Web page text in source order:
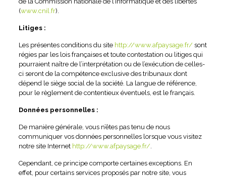
(www.cnil.fr).
Litiges :
Les présentes conditions du site http://www.afpaysage.fr/sont
régies par les lois françaises et toute contestation ou litiges qui
pourraient naître de l’interprétation ou de l’exécution de celles-
ci seront de la compétence exclusive des tribunaux dont
dépend le siège social de la société. La langue de référence,
pour le règlement de contentieux éventuels, est le français.
Données personnelles :
De manière générale, vous n’êtes pas tenu de nous
communiquer vos données personnelles lorsque vous visitez
notre site Internet http://www.afpaysage.fr/.
Cependant, ce principe comporte certaines exceptions. En
effet, pour certains services proposés par notre site, vous